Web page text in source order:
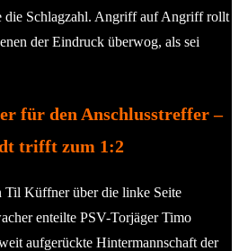
die Schlagzahl. Angriff auf Angriff rollt
der Eindruck überwog, als sei
für den Anschlusstreffer –
trifft zum 1:2
Til Küffner über die linke Seite
enteilte PSV-Torjäger Timo
aufgerückte Hintermannschaft der